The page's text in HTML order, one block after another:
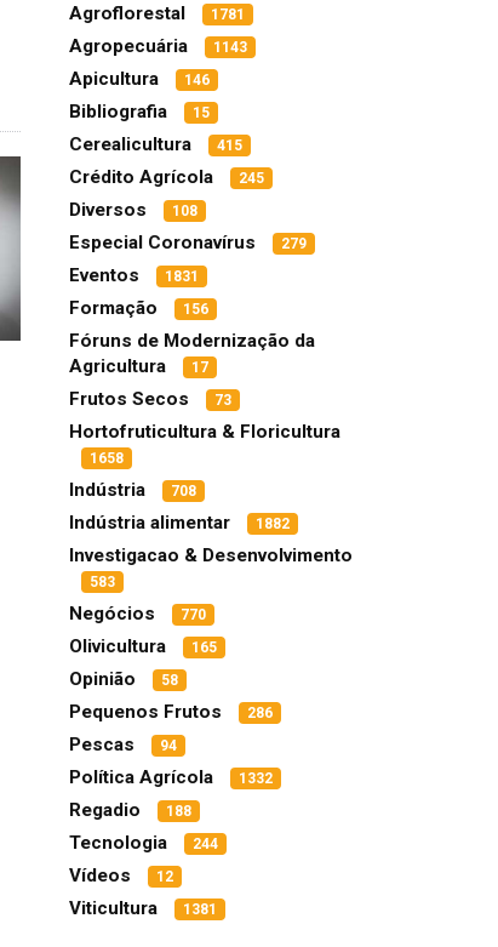
Agroflorestal 1781
Agropecuária 1143
Apicultura 146
Bibliografia 15
Cerealicultura 415
Crédito Agrícola 245
Diversos 108
Especial Coronavírus 279
Eventos 1831
Formação 156
Fóruns de Modernização da
Agricultura
17
Frutos Secos 73
Hortofruticultura & Floricultura
1658
Indústria 708
Indústria alimentar 1882
Investigacao & Desenvolvimento
583
Negócios 770
Olivicultura 165
Opinião 58
Pequenos Frutos 286
Pescas 94
Política Agrícola 1332
Regadio 188
Tecnologia 244
Vídeos 12
Viticultura 1381